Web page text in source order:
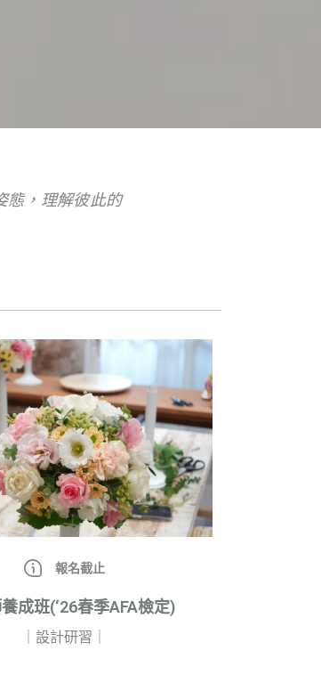
態，理解彼此的
報名截止
成班(‘26春季AFA檢定)
｜設計研習｜